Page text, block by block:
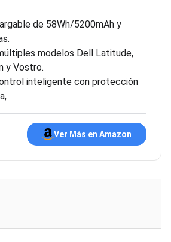
de 58Wh/5200mAh y
modelos Dell Latitude,
y Vostro.
inteligente con protección
Ver Más en Amazon